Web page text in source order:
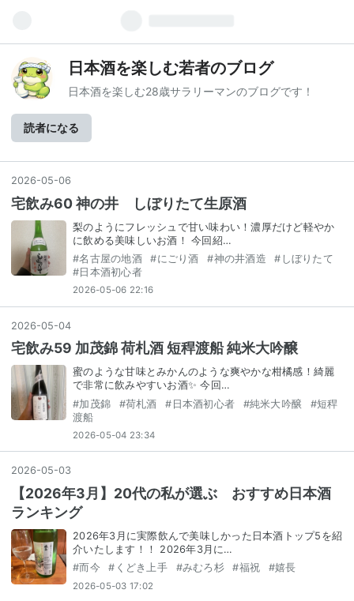
日本酒を楽しむ若者のブログ
日本酒を楽しむ28歳サラリーマンのブログです！
読者になる
2026-05-06
宅飲み60 神の井 しぼりたて生原酒
梨のようにフレッシュで甘い味わい！濃厚だけど軽やか
に飲める美味しいお酒！ 今回紹…
#名古屋の地酒 #にごり酒 #神の井酒造 # しぼりたて
# 日本酒初心者
2026-05-06 22:16
2026-05-04
宅飲み59 加茂錦 荷札酒 短稈渡船 純米大吟醸
蜜のような甘味とみかんのような爽やかな柑橘感！綺麗
で非常に飲みやすいお酒✨ 今回…
#加茂錦 #荷札酒 # 日本酒初心者 #純米大吟醸 #短稈
渡船
2026-05-04 23:34
2026-05-03
【2026年3月】20代の私が選ぶ おすすめ日本酒
ランキング
2026年3月に実際飲んで美味しかった日本酒トップ5を紹
介いたします！！ 2026年3月に…
#而今 # くどき上手 #みむろ杉 #福祝 #嬉長
2026-05-03 17:02